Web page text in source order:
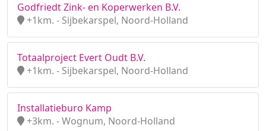
Godfriedt Zink- en Koperwerken B.V.
+1km. - Sijbekarspel, Noord-Holland
Totaalproject Evert Oudt B.V.
+1km. - Sijbekarspel, Noord-Holland
Installatieburo Kamp
+3km. - Wognum, Noord-Holland